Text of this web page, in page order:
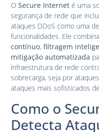
OSecure Internet é uma
segurança de rede que
ataques DDoS como uma
funcionalidades. Ele combina
contínuo,filtragem
mitigação automatizada
infraestrutura de rede
sobrecarga, seja por
ataques mais sofisticados
Como o
Detecta